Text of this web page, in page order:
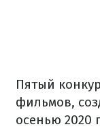
Пятый
фильмов,
осенью 2020